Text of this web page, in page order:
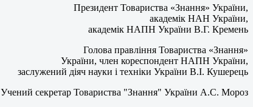
Президент Товариства «Знання» України,
академік НАН України,
академік НАПН України В.Г. Кремень
Голова правління Товариства «Знання»
України, член кореспондент НАПН України,
заслужений діяч науки і техніки України В.І. Кушерець
Учений секретар Товариства "Знання" України А.С. Мороз